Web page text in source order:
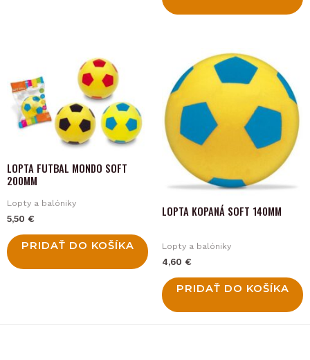
LOPTA FUTBAL MONDO SOFT
200MM
Lopty a balóniky
5,50 €
PRIDAŤ DO KOŠÍKA
LOPTA KOPANÁ SOFT 140MM
Lopty a balóniky
4,60 €
PRIDAŤ DO KOŠÍKA